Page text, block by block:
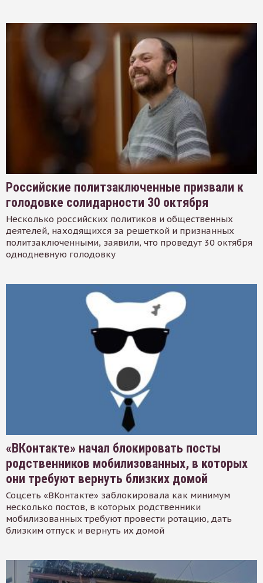
Российские политзаключенные призвали к
голодовке солидарности 30 октября
Несколько российских политиков и общественных
деятелей, находящихся за решеткой и признанных
политзаключенными, заявили, что проведут 30 октября
однодневную голодовку
«ВКонтакте» начал блокировать посты
родственников мобилизованных, в которых
они требуют вернуть близких домой
Соцсеть «ВКонтакте» заблокировала как минимум
несколько постов, в которых родственники
мобилизованных требуют провести ротацию, дать
близким отпуск и вернуть их домой